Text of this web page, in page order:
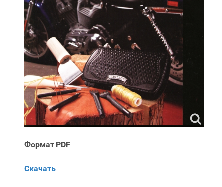
Формат PDF
Скачать